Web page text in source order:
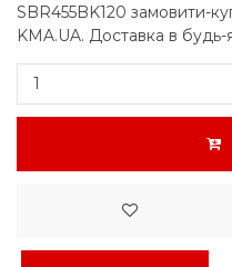
SBR455BK120 замовити-
KMA.UA. Доставка в будь-